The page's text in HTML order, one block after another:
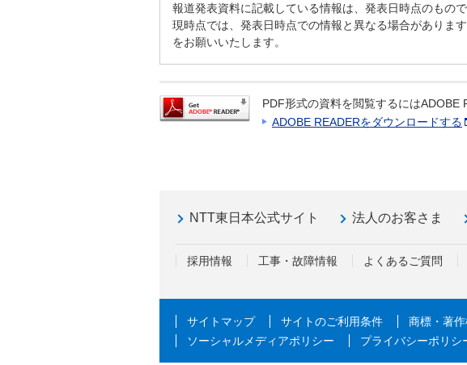
報道発表資料に記載している情報は、発表日時点のもので
現時点では、発表日時点での情報と異なる場合がありま
をお願いいたします。
PDF形式の資料を閲覧するにはADOBE
ADOBE READERをダウンロードする
NTT東日本公式サイト 法人のお客さま
採用情報 工事・故障情報 よくあるご質問
サイトマップ サイトのご利用条件 商標・著
ソーシャルメディアポリシー
プライバシーポリシ